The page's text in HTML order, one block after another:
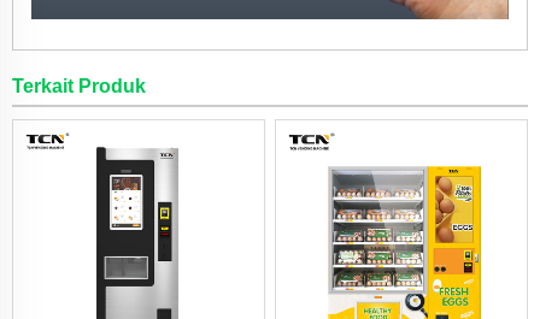
Terkait Produk